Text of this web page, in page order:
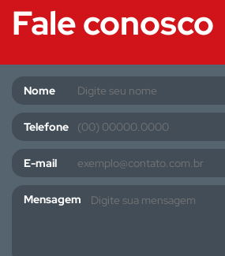
Fale conosco
Nome
Telefone
E-mail
Mensagem